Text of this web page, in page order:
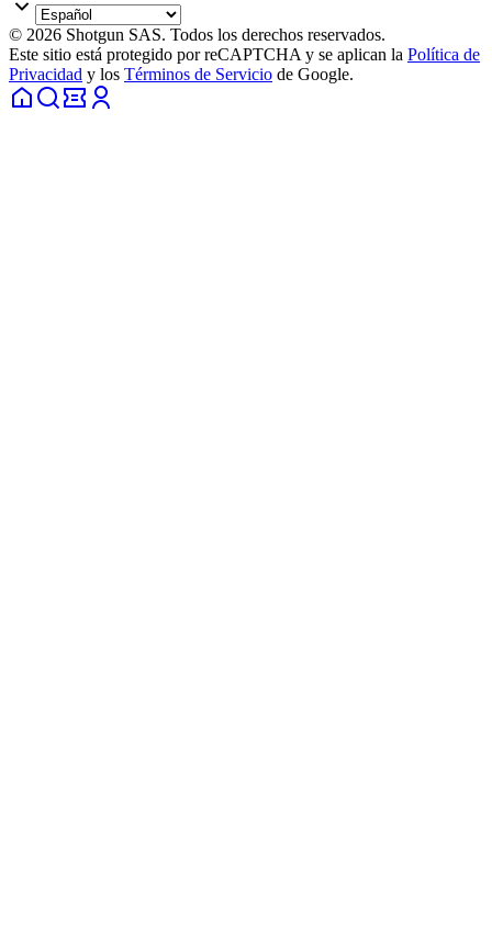
© 2026 Shotgun SAS. Todos los derechos reservados.
Este sitio está protegido por reCAPTCHA y se aplican la Política de
Privacidad y los Términos de Servicio de Google.